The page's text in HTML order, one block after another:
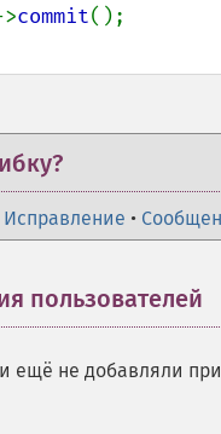
commit
Исправление •
пользователей
ещё не добавляли